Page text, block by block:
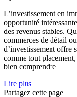
L’investissement en
opportunité
des revenus stables.
commerces de détail
d’investissement offre
comme tout
bien comprendre
Lire plus
Partagez cette page